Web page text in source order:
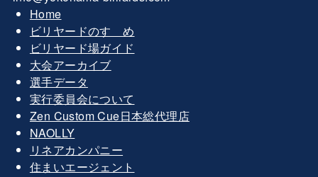
Home
ビリヤードのすゝめ
ビリヤード場ガイド
大会アーカイブ
選手データ
実行委員会について
Zen Custom Cue日本総代理店
NAOLLY
リネアカンパニー
住まいエージェント